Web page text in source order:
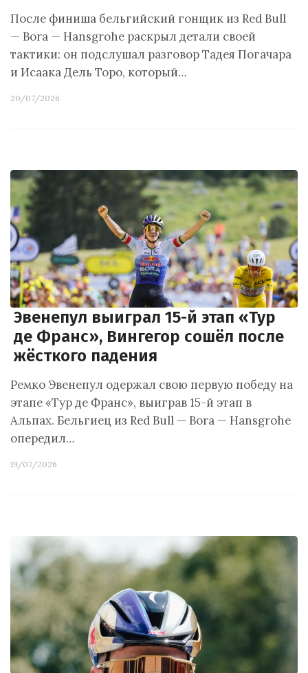
После финиша бельгийский гонщик из Red Bull
— Bora — Hansgrohe раскрыл детали своей
тактики: он подслушал разговор Тадея Погачара
и Исаака Дель Торо, который…
20/07/2026
Эвенепул выиграл 15-й этап «Тур
де Франс», Вингегор сошёл после
жёсткого падения
Ремко Эвенепул одержал свою первую победу на
этапе «Тур де Франс», выиграв 15-й этап в
Альпах. Бельгиец из Red Bull — Bora — Hansgrohe
опередил…
19/07/2026